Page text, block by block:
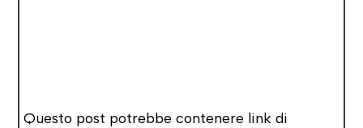
Questo post potrebbe contenere link di